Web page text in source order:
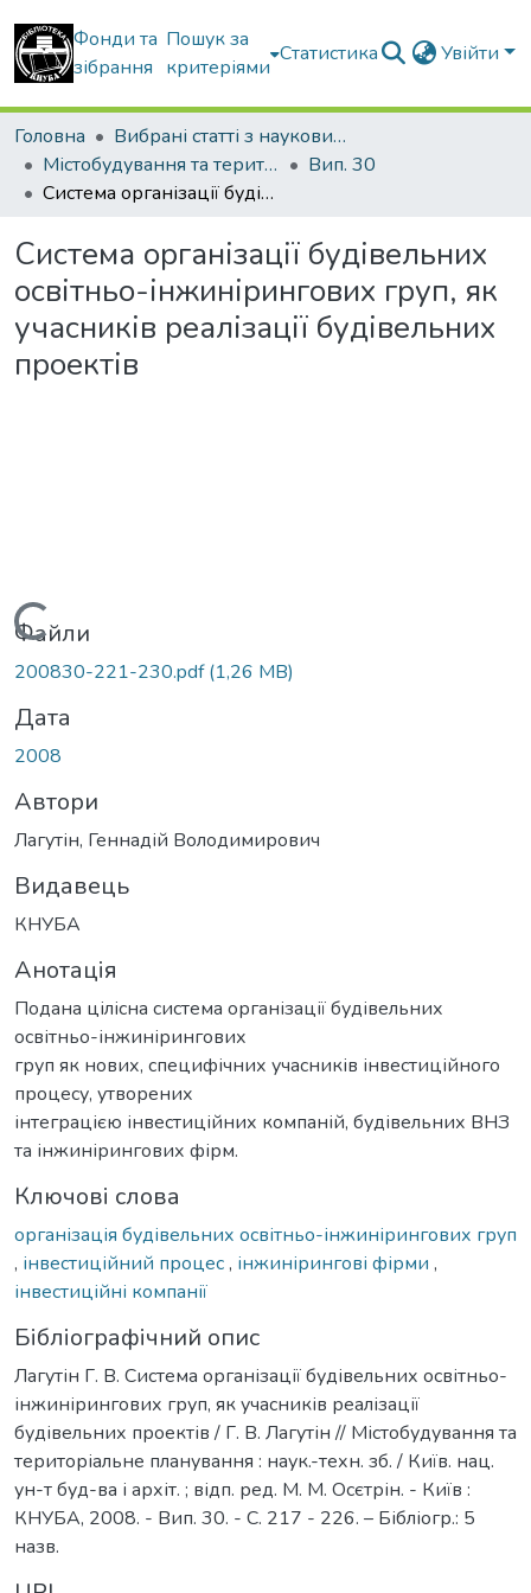
Фонди та
зібрання
Пошук за
критеріями
Статистика Увійти
Головна
Вибрані статті з наукових збірників КНУБА
Містобудування та територіальне планування
Вип. 30
Система організації будівельних освітньо-інжинірингових груп, як учасників реалізації будівельних проектів
Система організації будівельних
освітньо-інжинірингових груп, як
учасників реалізації будівельних
проектів
Вантажиться...
Файли
200830-221-230.pdf(1,26 MB)
Дата
2008
Автори
Лагутін, Геннадій Володимирович
Видавець
КНУБА
Анотація
Подана цілісна система організації будівельних
освітньо-інжинірингових
груп як нових, специфічних учасників інвестиційного
процесу, утворених
інтеграцією інвестиційних компаній, будівельних ВНЗ
та інжинірингових фірм.
Ключові слова
організація будівельних освітньо-інжинірингових груп
, інвестиційний процес, інжинірингові фірми ,
інвестиційні компанії
Бібліографічний опис
Лагутін Г. В. Система організації будівельних освітньо-
інжинірингових груп, як учасників реалізації
будівельних проектів / Г. В. Лагутін // Містобудування та
територіальне планування : наук.-техн. зб. / Київ. нац.
ун-т буд-ва і архіт. ; відп. ред. М. М. Осєтрін. - Київ :
КНУБА, 2008. - Вип. 30. - С. 217 - 226. – Бібліогр.: 5
назв.